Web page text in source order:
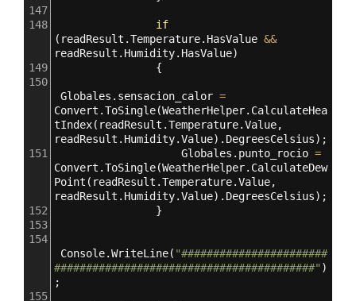
147
148
if
( readResult .Temperature. HasValue &&
readResult . Humidity. HasValue)
149
{
150
Globales . sensacion_calor =
Convert .ToSingle(WeatherHelper. CalculateHea
tIndex( readResult .Temperature.Value
readResult . Humidity.Value). DegreesCelsius);
151
Globales . punto_rocio =
Convert .ToSingle(WeatherHelper. CalculateDew
Point ( readResult .Temperature.Value
readResult . Humidity.Value). DegreesCelsius);
152
}
153
154
Console.WriteLine( "#######################
#########################################" )
;
155